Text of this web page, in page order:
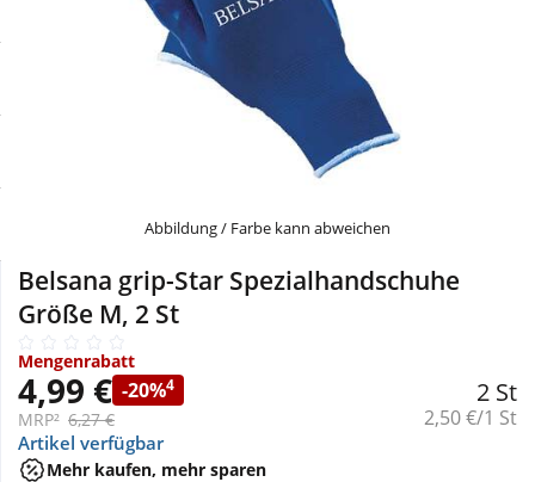
Täglich gut versorgt
Körperpflege & Kosmetik
Nahrungsergänzung
Natur & Homöopathie
Sanitätshaus
Sport & Fitness
Abbildung / Farbe kann abweichen
Belsana grip-Star Spezialhandschuhe
Größe M, 2 St
Mengenrabatt
4,99 € -20%4
MRP² 6,27 €
2 St
Grundpreis:
2,50 €/1 St
Artikel verfügbar
Mehr kaufen, mehr sparen